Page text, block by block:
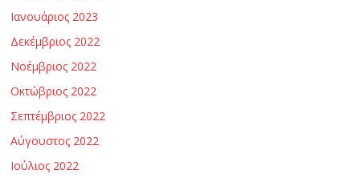
Ιανουάριος 2023
Δεκέμβριος 2022
Νοέμβριος 2022
Οκτώβριος 2022
Σεπτέμβριος 2022
Αύγουστος 2022
Ιούλιος 2022